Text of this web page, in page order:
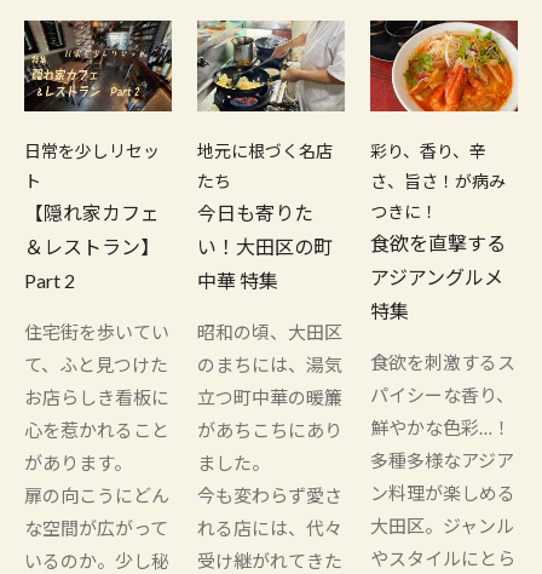
日常を少しリセッ
ト
【隠れ家カフェ
＆レストラン】
Part 2
住宅街を歩いてい
て、ふと見つけた
お店らしき看板に
心を惹かれること
があります。
扉の向こうにどん
な空間が広がって
いるのか。少し秘
地元に根づく名店
たち
今日も寄りた
い！大田区の町
中華 特集
昭和の頃、大田区
のまちには、湯気
立つ町中華の暖簾
があちこちにあり
ました。
今も変わらず愛さ
れる店には、代々
受け継がれてきた
彩り、香り、辛
さ、旨さ！が病み
つきに！
食欲を直撃する
アジアングルメ
特集
食欲を刺激するス
パイシーな香り、
鮮やかな色彩…！
多種多様なアジア
ン料理が楽しめる
大田区。ジャンル
やスタイルにとら